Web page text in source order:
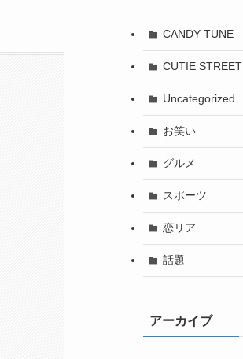
CANDY TUNE
CUTIE STREET
Uncategorized
お笑い
グルメ
スポーツ
恋リア
話題
アーカイブ